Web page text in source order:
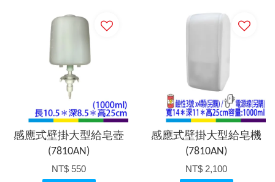
感應式壁掛大型給皂壺
(7810AN)
NT$ 550
感應式壁掛大型給皂機
(7810AN)
NT$ 2,100